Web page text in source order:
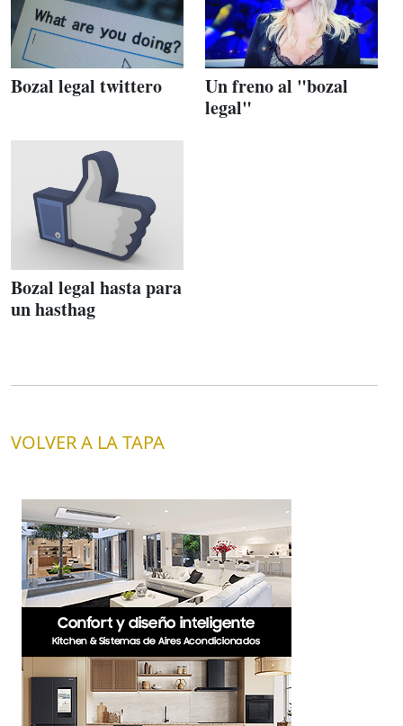
Bozal legal twittero
Un freno al "bozal
legal"
Bozal legal hasta para
un hasthag
VOLVER A LA TAPA